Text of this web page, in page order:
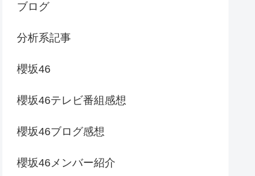
ブログ
分析系記事
櫻坂46
櫻坂46テレビ番組感想
櫻坂46ブログ感想
櫻坂46メンバー紹介